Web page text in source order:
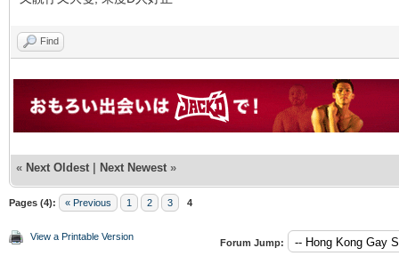
Find
« Next Oldest | Next Newest »
Pages (4): « Previous 1 2 3 4
View a Printable Version
Forum Jump: